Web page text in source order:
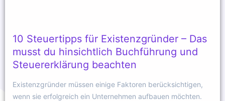
10 Steuertipps für Existenzgründer – Das
musst du hinsichtlich Buchführung und
Steuererklärung beachten
Existenzgründer müssen einige Faktoren berücksichtigen,
wenn sie erfolgreich ein Unternehmen aufbauen möchten.